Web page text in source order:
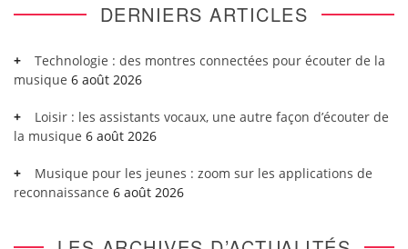
DERNIERS ARTICLES
Technologie : des montres connectées pour écouter de la
musique 6 août 2026
Loisir : les assistants vocaux, une autre façon d’écouter de
la musique 6 août 2026
Musique pour les jeunes : zoom sur les applications de
reconnaissance 6 août 2026